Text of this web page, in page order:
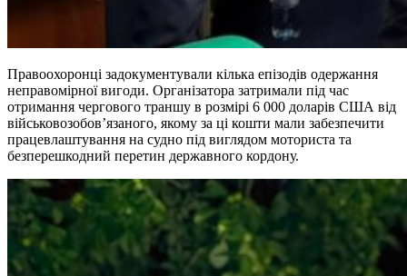
Правоохоронці задокументували кілька епізодів одержання
неправомірної вигоди. Організатора затримали під час
отримання чергового траншу в розмірі 6 000 доларів США від
військовозобов’язаного, якому за ці кошти мали забезпечити
працевлаштування на судно під виглядом моториста та
безперешкодний перетин державного кордону.